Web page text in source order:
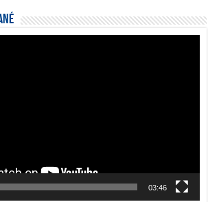
03:46